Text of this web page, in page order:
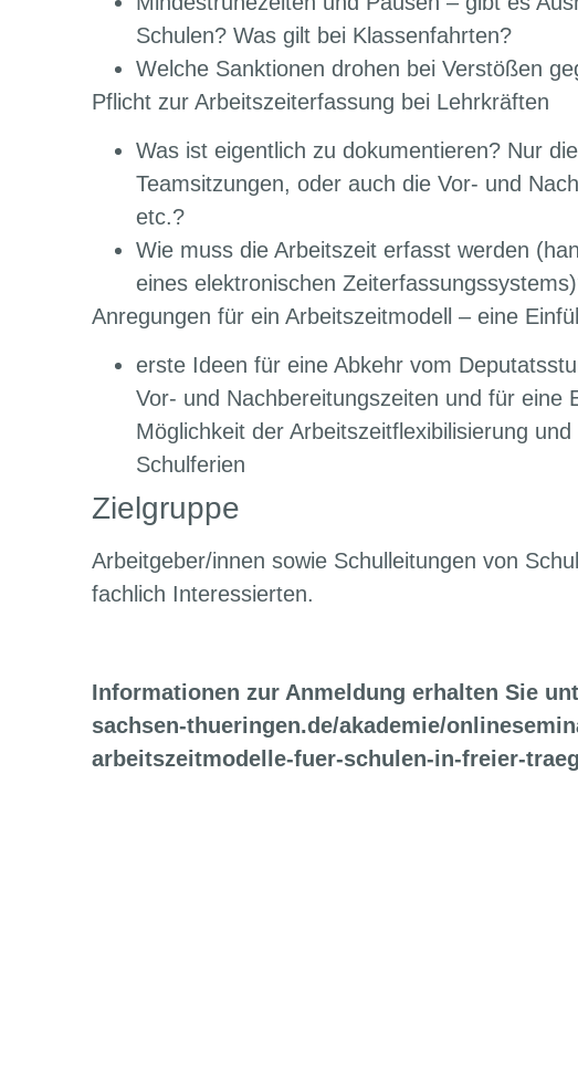
Schulen? Was gilt bei Klassenfahrten?
Welche Sanktionen drohen bei Verstößen
Pflicht zur Arbeitszeiterfassung bei Lehrkräften
Was ist eigentlich zu dokumentieren? Nur
Teamsitzungen, oder auch die Vor- und
etc.?
Wie muss die Arbeitszeit erfasst werden
eines elektronischen
Anregungen für ein Arbeitszeitmodell – eine
erste Ideen für eine Abkehr vom
Vor- und Nachbereitungszeiten und für eine
Möglichkeit der Arbeitszeitflexibilisierung
Schulferien
Zielgruppe
Arbeitgeber/innen sowie Schulleitungen von
fachlich Interessierten.
Informationen zur Anmeldung erhalten Sie
sachsen-thueringen.de/akademie/
arbeitszeitmodelle-fuer-schulen-in-freier-